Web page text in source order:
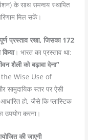
के साथ समन्वय स्थापित
मिल सकें।
प्रस्ताव रखा, जिसका 172
। भारत का प्रस्ताव था:
शैली को बढ़ावा देना”
Wise Use of
सामुदायिक स्तर पर ऐसी
हो, जैसे कि प्लास्टिक
उपयोग करना।
की जाएगी